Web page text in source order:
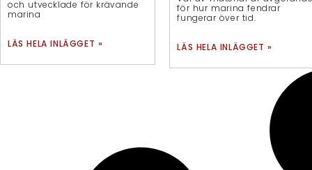
och utvecklade för krävande
marina
LÄS HELA INLÄGGET »
för hur marina fendrar
fungerar över tid.
LÄS HELA INLÄGGET »